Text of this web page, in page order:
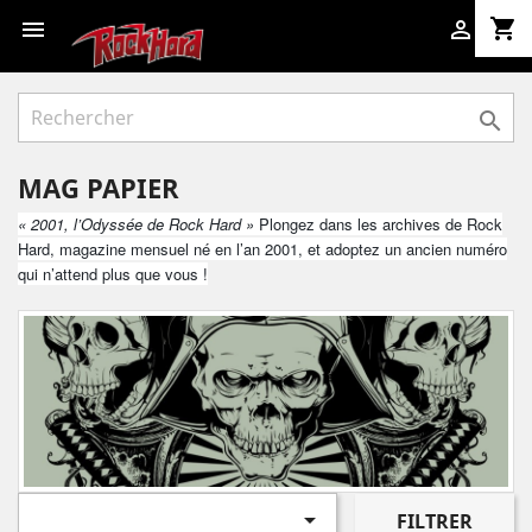
 shopping_cart


MAG PAPIER
« 2001, l’Odyssée de Rock Hard » Plongez dans les archives de Rock
Hard, magazine mensuel né en l’an 2001, et adoptez un ancien numéro
qui n’attend plus que vous !
 FILTRER